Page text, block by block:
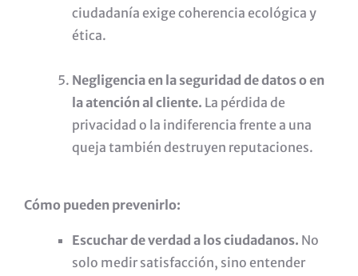
ciudadanía exige coherencia ecológica y
ética.
Negligencia en la seguridad de datos o en
la atención al cliente. La pérdida de
privacidad o la indiferencia frente a una
queja también destruyen reputaciones.
Cómo pueden prevenirlo:
Escuchar de verdad a los ciudadanos. No
solo medir satisfacción, sino entender